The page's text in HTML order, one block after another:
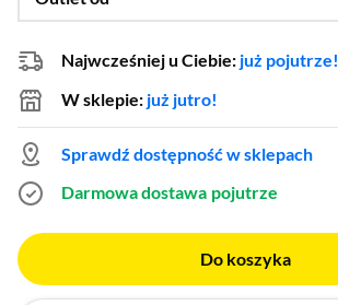
Najwcześniej u Ciebie: już pojutrze!
W sklepie: już jutro!
Sprawdź dostępność w sklepach
Darmowa dostawa pojutrze
Do koszyka